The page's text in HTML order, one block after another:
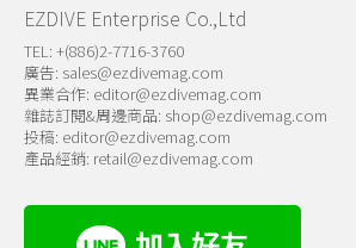
EZDIVE Enterprise Co.,Ltd
TEL: +(886)2-7716-3760
廣告: sales@ezdivemag.com
異業合作: editor@ezdivemag.com
雜誌訂閱&周邊商品: shop@ezdivemag.com
投稿: editor@ezdivemag.com
產品經銷: retail@ezdivemag.com